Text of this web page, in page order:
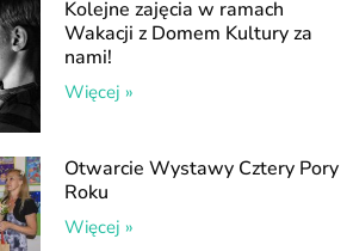
Kolejne zajęcia w ramach
Wakacji z Domem Kultury za
nami!
Więcej »
Otwarcie Wystawy Cztery Pory
Roku
Więcej »